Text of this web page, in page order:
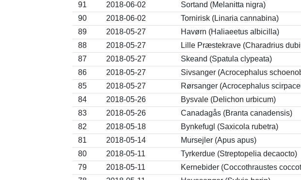
91
2018-06-02 Sortand (Melanitta nigra)
90
2018-06-02 Tornirisk (Linaria cannabina)
89
2018-05-27 Havørn (Haliaeetus albicilla)
88
2018-05-27 Lille Præstekrave (Charadrius
87
2018-05-27 Skeand (Spatula clypeata)
86
2018-05-27 Sivsanger (Acrocephalus
85
2018-05-27 Rørsanger (Acrocephalus
84
2018-05-26 Bysvale (Delichon urbicum)
83
2018-05-26 Canadagås (Branta canadensis)
82
2018-05-18 Bynkefugl (Saxicola rubetra)
81
2018-05-14 Mursejler (Apus apus)
80
2018-05-11 Tyrkerdue (Streptopelia decaocto)
79
2018-05-11 Kernebider (Coccothraustes